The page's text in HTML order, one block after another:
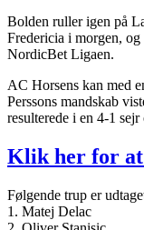
Bolden ruller igen på
Fredericia i morgen,
NordicBet Ligaen.
AC Horsens kan med
Perssons mandskab
resulterede i en 4-1
Klik her for
Følgende trup er
1. Matej Delac